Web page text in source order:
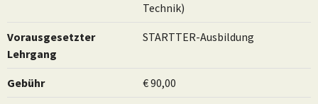
Technik)
Vorausgesetzter
Lehrgang
STARTTER-Ausbildung
Gebühr € 90,00